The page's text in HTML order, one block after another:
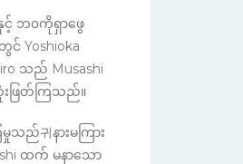
င့် ဘ၀ကိုရှာဖွေ
Yoshioka
သည် Musashi
ဖြတ်ကြသည်။
သည်귀နားမကြား
ထက် မနာသော